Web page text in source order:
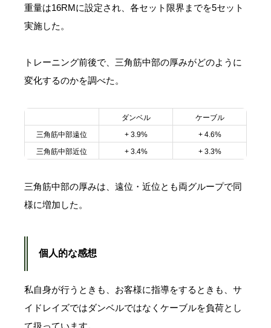
重量は16RMに設定され、各セット限界までを5セット
実施した。
トレーニング前後で、三角筋中部の厚みがどのように
変化するのかを調べた。
ダンベル
ケーブル
三角筋中部遠位
+ 3.9%
+ 4.6%
三角筋中部近位
+ 3.4% + 3.3%
三角筋中部の厚みは、遠位・近位とも両グループで同
様に増加した。
個人的な感想
私自身が行うときも、お客様に指導をするときも、サ
イドレイズではダンベルではなくケーブルを負荷とし
て扱っています。